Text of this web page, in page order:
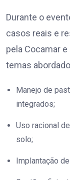
Durante o
casos reais e
pela Cocamar
temas
Manejo de
integrados;
Uso racional
solo;
Implantação